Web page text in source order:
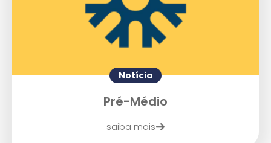
Notícia
Pré-Médio
saiba mais
Enviar E-mail